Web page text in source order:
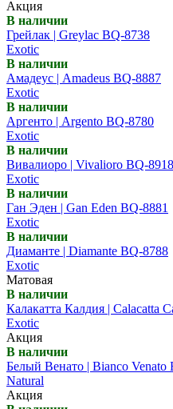
Акция
В наличии
Грейлак | Greylac BQ-8738
Exotic
В наличии
Амадеус | Amadeus BQ-8887
Exotic
В наличии
Аргенто | Argento BQ-8780
Exotic
В наличии
Вивалиоро | Vivalioro BQ-8918
Exotic
В наличии
Ган Эден | Gan Eden BQ-8881
Exotic
В наличии
Диаманте | Diamante BQ-8788
Exotic
Матовая
В наличии
Калакатта Калдия | Calacatta
Exotic
Акция
В наличии
Белый Венато | Bianco Venato
Natural
Акция